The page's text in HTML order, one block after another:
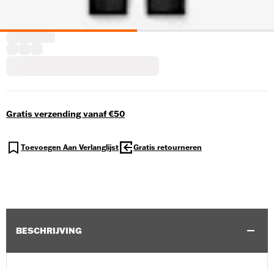
Gratis verzending vanaf €50
Toevoegen Aan Verlanglijst Gratis retourneren
BESCHRIJVING